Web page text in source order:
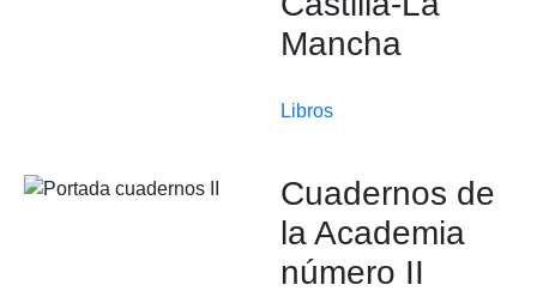
Mancha
Libros
Cuadernos de
la Academia
número II